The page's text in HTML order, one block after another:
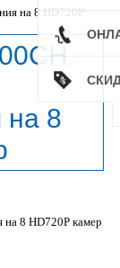
на 8
8 HD720P камер